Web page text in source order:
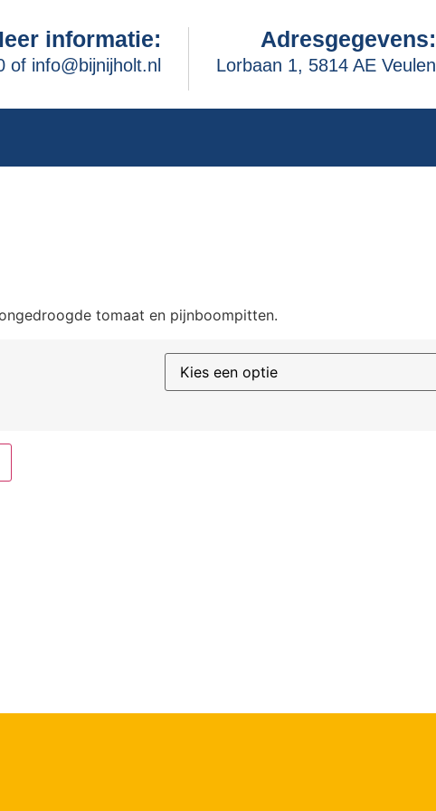
informatie:
of info@bijnijholt.nl
Adresgegevens:
Lorbaan 1, 5814 AE Veulen
tomaat en pijnboompitten.